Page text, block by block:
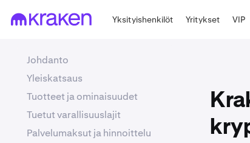
Yksityishenkilöt Yritykset VIP
Johdanto
Yleiskatsaus
Tuotteet ja ominaisuudet
Tuetut varallisuuslajit
Palvelumaksut ja hinnoittelu